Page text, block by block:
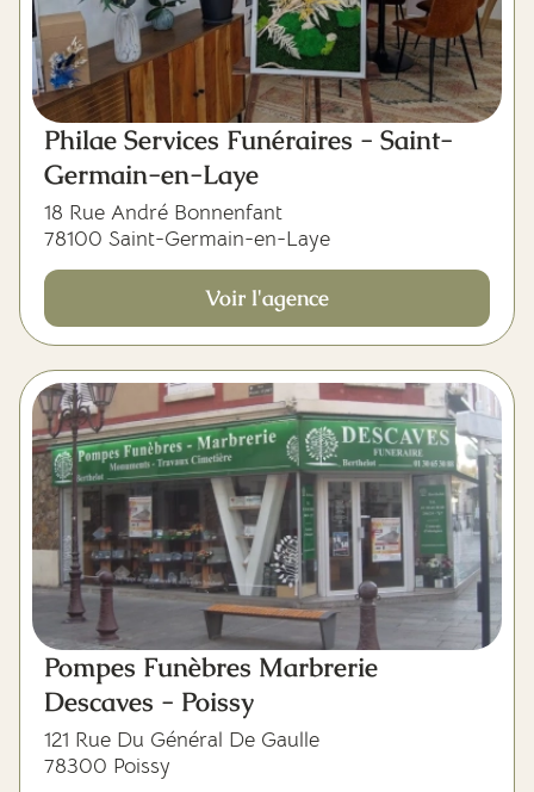
Philae Services Funéraires - Saint-
Germain-en-Laye
18 Rue André Bonnenfant
78100 Saint-Germain-en-Laye
Voir l'agence
Pompes Funèbres Marbrerie
Descaves - Poissy
121 Rue Du Général De Gaulle
78300 Poissy